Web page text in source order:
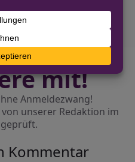
mit!
Anmeldezwang!
unserer Redaktion im
Kommentar